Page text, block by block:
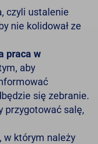
czyli ustalenie
nie kolidował ze
praca w
aby
się zebranie.
przygotować salę,
w którym należy